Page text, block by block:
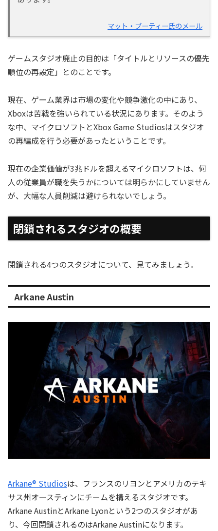
マット・ブーティー氏のメール
ゲームスタジオ廃止の目的は「タイトルとリソースの優先
順位の再設定」とのことです。
現在、ゲーム業界は市場の変化や競争激化の中にあり、
Xboxは苦戦を強いられている状況にあります。そのよう
な中、マイクロソフトとXbox Game Studiosはスタジオ
の再編成を行う必要があったということです。
現在の企業価値が3兆ドルを超えるマイクロソフトは、何
人の従業員が職を失うかについては明らかにしていません
が、大幅な人員削減は避けられないでしょう。
閉鎖されるスタジオの概要
閉鎖される4つのスタジオについて、見てみましょう。
Arkane Austin
Arkane® Studiosは、フランスのリヨンとアメリカのテキ
サス州オースティンにチームを構えるスタジオです。
Arkane AustinとArkane Lyonという2つのスタジオがあ
り、今回閉鎖されるのはArkane Austinになります。